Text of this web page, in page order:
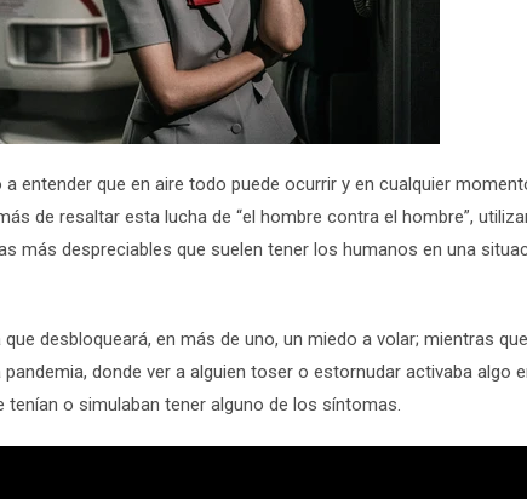
entender que en aire todo puede ocurrir y en cualquier
de resaltar esta lucha de “el hombre contra el hombre”,
más despreciables que suelen tener los humanos en una
desbloqueará, en más de uno, un miedo a volar; mientras
donde ver a alguien toser o estornudar activaba algo
o simulaban tener alguno de los síntomas.